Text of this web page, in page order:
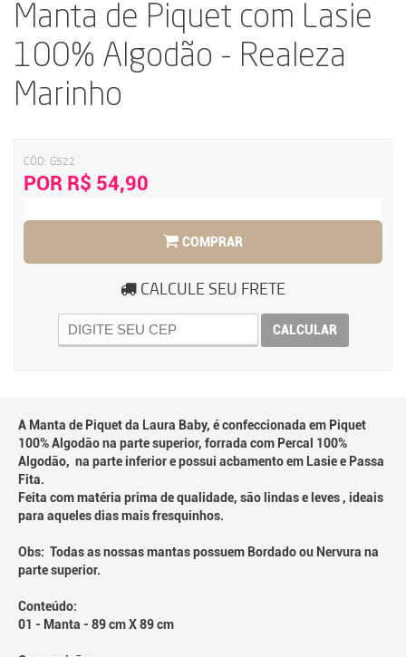
Manta de Piquet com Lasie
100% Algodão - Realeza
Marinho
CÓD: G522
POR R$ 54,90
COMPRAR
CALCULE SEU FRETE
CALCULAR
A Manta de Piquet da Laura Baby, é confeccionada em Piquet
100% Algodão na parte superior, forrada com Percal 100%
Algodão, na parte inferior e possui acbamento em Lasie e Passa
Fita.
Feita com matéria prima de qualidade, são lindas e leves , ideais
para aqueles dias mais fresquinhos.
Obs: Todas as nossas mantas possuem Bordado ou Nervura na
parte superior.
Conteúdo:
01 - Manta - 89 cm X 89 cm